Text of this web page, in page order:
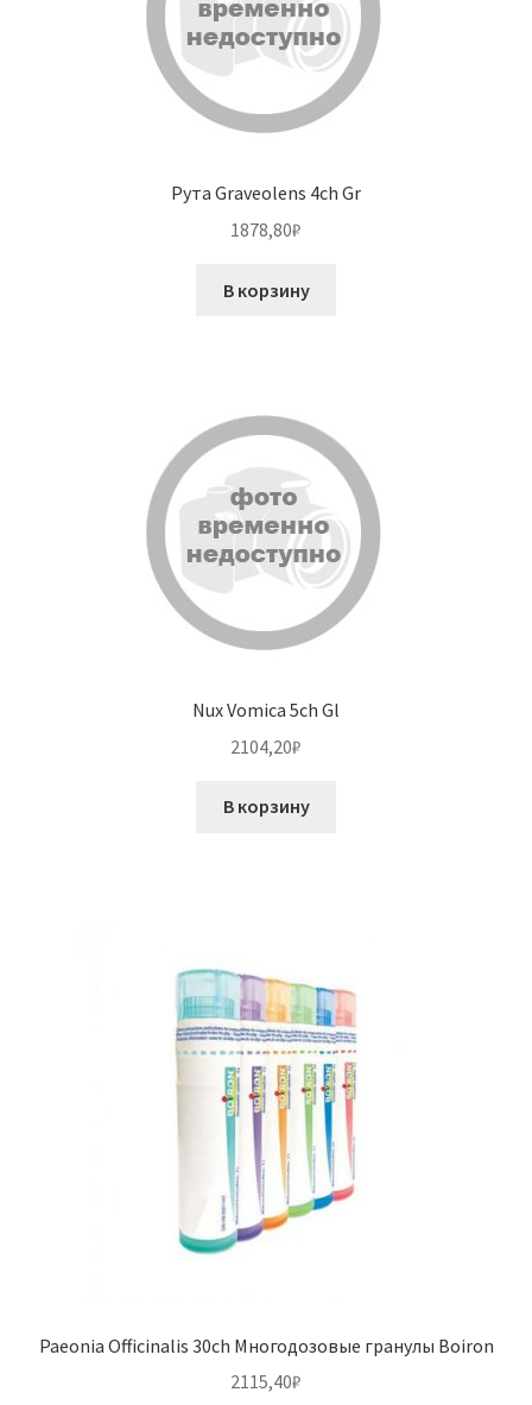
Рута Graveolens 4ch Gr
1878,80₽
В корзину
Nux Vomica 5ch Gl
2104,20₽
В корзину
Paeonia Officinalis 30ch Многодозовые гранулы Boiron
2115,40₽